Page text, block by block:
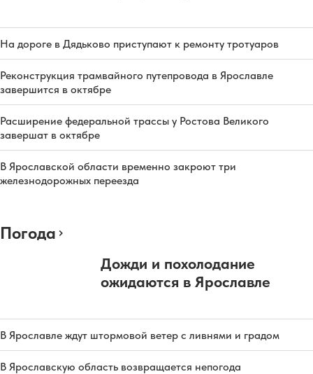
На дороге в Дядьково приступают к ремонту тротуаров
Реконструкция трамвайного путепровода в Ярославле
завершится в октябре
Расширение федеральной трассы у Ростова Великого
завершат в октябре
В Ярославской области временно закроют три
железнодорожных переезда
Погода
Дожди и похолодание
ожидаются в Ярославле
В Ярославле ждут штормовой ветер с ливнями и градом
В Ярославскую область возвращается непогода